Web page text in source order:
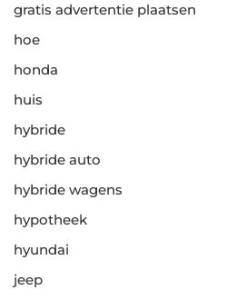
gratis advertentie plaatsen
hoe
honda
huis
hybride
hybride auto
hybride wagens
hypotheek
hyundai
jeep